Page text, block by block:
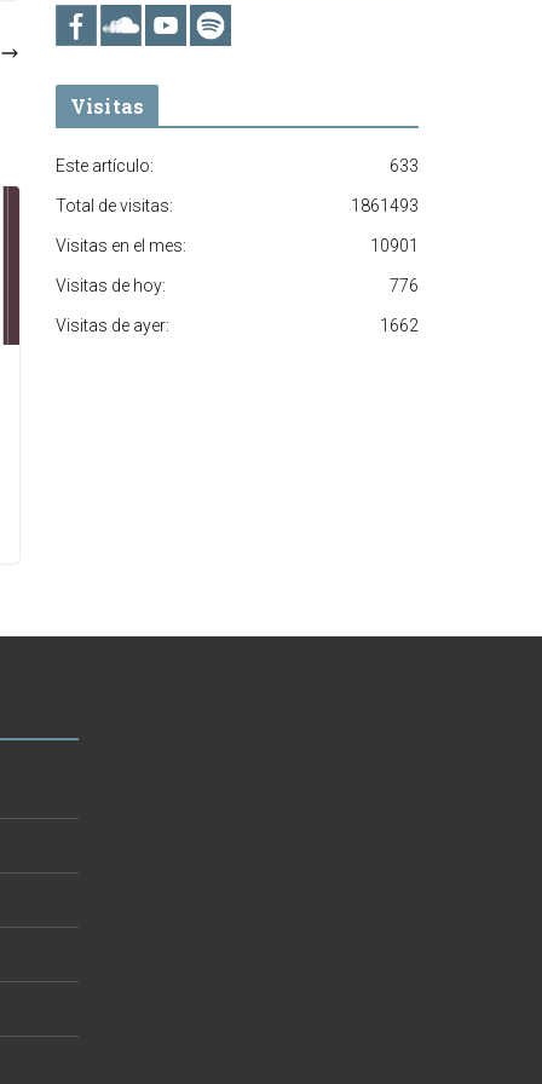
Visitas
633
Este artículo:
1861493
Total de visitas:
10901
Visitas en el mes:
776
Visitas de hoy:
1662
Visitas de ayer: